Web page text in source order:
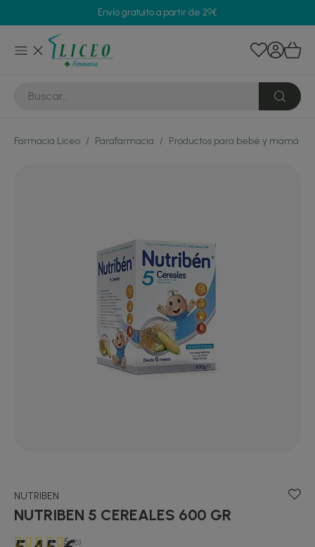
Envío gratuito a partir de 29€
Farmacia Liceo / Parafarmacia / Productos para bebé y mamá
NUTRIBEN
NUTRIBEN 5 CEREALES 600 GR
5 (6)